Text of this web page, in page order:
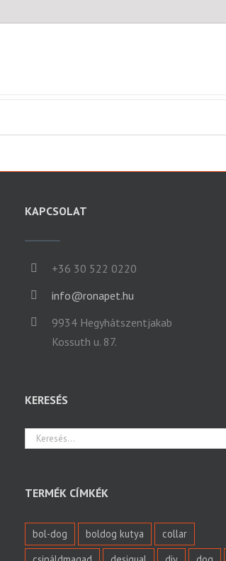
KAPCSOLAT
+36 30 522 0220
info@ronapet.hu
9934 Hegyhátszentjakab
Kossuth u. 87.
KERESÉS
Keresés...
TERMÉK CÍMKÉK
bol-dog boldog kutya
collar